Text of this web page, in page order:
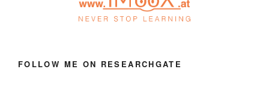
FOLLOW ME ON RESEARCHGATE